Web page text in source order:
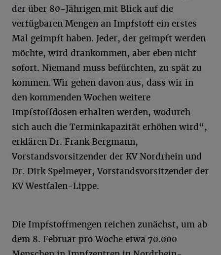
der über 80-Jährigen mit Blick auf die
verfügbaren Mengen an Impfstoff ein erstes
Mal geimpft haben. Jeder, der geimpft werden
möchte, wird drankommen, aber eben nicht
sofort. Niemand muss befürchten, zu spät zu
kommen. Wir gehen davon aus, dass wir in
den kommenden Wochen weitere
Impfstoffdosen erhalten werden, wodurch
sich auch die Terminkapazität erhöhen wird“,
erklären Dr. Frank Bergmann,
Vorstandsvorsitzender der KV Nordrhein und
Dr. Dirk Spelmeyer, Vorstandsvorsitzender der
KV Westfalen-Lippe.
Die Impfstoffmengen reichen zunächst, um ab
dem 8. Februar pro Woche etwa 70.000